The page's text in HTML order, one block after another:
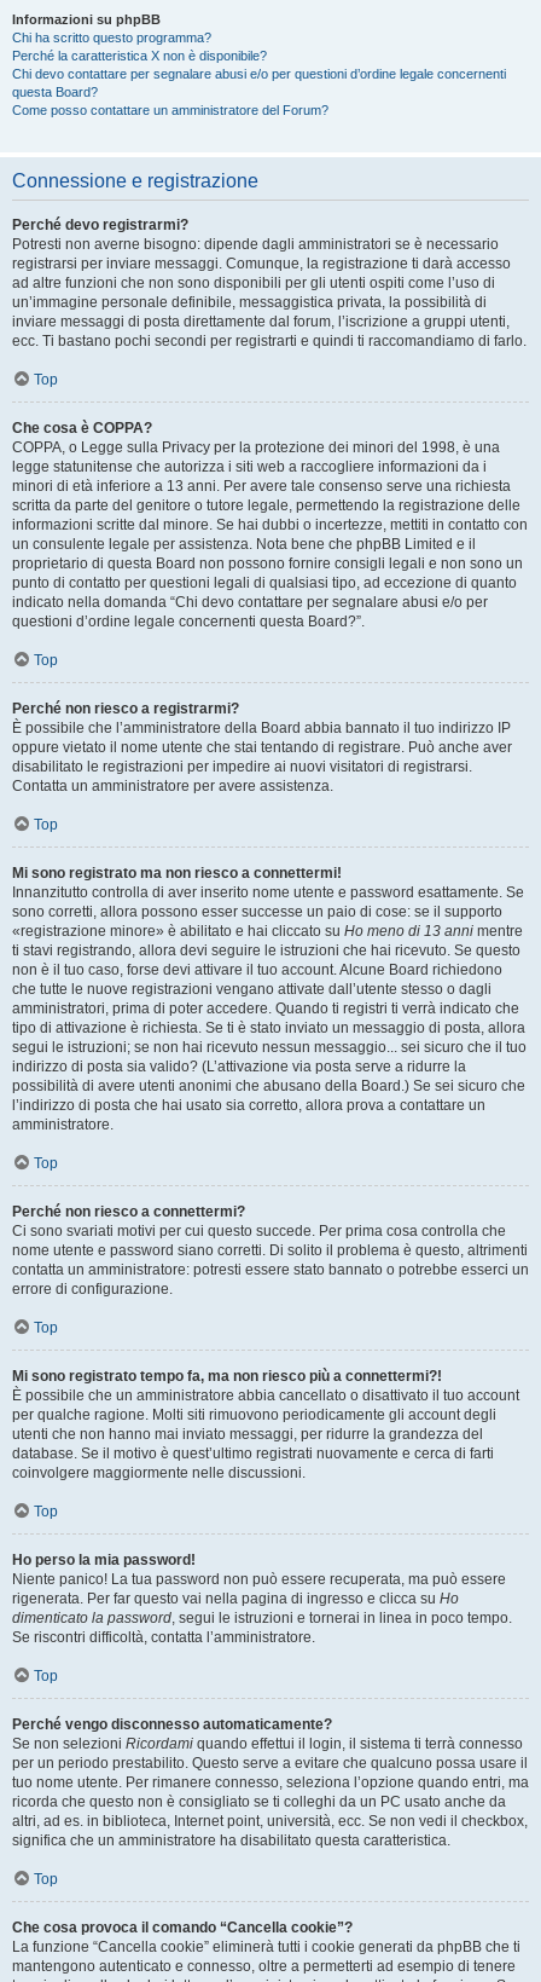
Informazioni su phpBB
Chi ha scritto questo programma?
Perché la caratteristica X non è disponibile?
Chi devo contattare per segnalare abusi e/o per questioni d’ordine legale concernenti
questa Board?
Come posso contattare un amministratore del Forum?
Connessione e registrazione
Perché devo registrarmi?
Potresti non averne bisogno: dipende dagli amministratori se è necessario
registrarsi per inviare messaggi. Comunque, la registrazione ti darà accesso
ad altre funzioni che non sono disponibili per gli utenti ospiti come l’uso di
un’immagine personale definibile, messaggistica privata, la possibilità di
inviare messaggi di posta direttamente dal forum, l’iscrizione a gruppi utenti,
ecc. Ti bastano pochi secondi per registrarti e quindi ti raccomandiamo di farlo.
Top
Che cosa è COPPA?
COPPA, o Legge sulla Privacy per la protezione dei minori del 1998, è una
legge statunitense che autorizza i siti web a raccogliere informazioni da i
minori di età inferiore a 13 anni. Per avere tale consenso serve una richiesta
scritta da parte del genitore o tutore legale, permettendo la registrazione delle
informazioni scritte dal minore. Se hai dubbi o incertezze, mettiti in contatto con
un consulente legale per assistenza. Nota bene che phpBB Limited e il
proprietario di questa Board non possono fornire consigli legali e non sono un
punto di contatto per questioni legali di qualsiasi tipo, ad eccezione di quanto
indicato nella domanda “Chi devo contattare per segnalare abusi e/o per
questioni d’ordine legale concernenti questa Board?”.
Top
Perché non riesco a registrarmi?
È possibile che l’amministratore della Board abbia bannato il tuo indirizzo IP
oppure vietato il nome utente che stai tentando di registrare. Può anche aver
disabilitato le registrazioni per impedire ai nuovi visitatori di registrarsi.
Contatta un amministratore per avere assistenza.
Top
Mi sono registrato ma non riesco a connettermi!
Innanzitutto controlla di aver inserito nome utente e password esattamente. Se
sono corretti, allora possono esser successe un paio di cose: se il supporto
«registrazione minore» è abilitato e hai cliccato su Ho meno di 13 anni mentre
ti stavi registrando, allora devi seguire le istruzioni che hai ricevuto. Se questo
non è il tuo caso, forse devi attivare il tuo account. Alcune Board richiedono
che tutte le nuove registrazioni vengano attivate dall’utente stesso o dagli
amministratori, prima di poter accedere. Quando ti registri ti verrà indicato che
tipo di attivazione è richiesta. Se ti è stato inviato un messaggio di posta, allora
segui le istruzioni; se non hai ricevuto nessun messaggio... sei sicuro che il tuo
indirizzo di posta sia valido? (L’attivazione via posta serve a ridurre la
possibilità di avere utenti anonimi che abusano della Board.) Se sei sicuro che
l’indirizzo di posta che hai usato sia corretto, allora prova a contattare un
amministratore.
Top
Perché non riesco a connettermi?
Ci sono svariati motivi per cui questo succede. Per prima cosa controlla che
nome utente e password siano corretti. Di solito il problema è questo, altrimenti
contatta un amministratore: potresti essere stato bannato o potrebbe esserci un
errore di configurazione.
Top
Mi sono registrato tempo fa, ma non riesco più a connettermi?!
È possibile che un amministratore abbia cancellato o disattivato il tuo account
per qualche ragione. Molti siti rimuovono periodicamente gli account degli
utenti che non hanno mai inviato messaggi, per ridurre la grandezza del
database. Se il motivo è quest’ultimo registrati nuovamente e cerca di farti
coinvolgere maggiormente nelle discussioni.
Top
Ho perso la mia password!
Niente panico! La tua password non può essere recuperata, ma può essere
rigenerata. Per far questo vai nella pagina di ingresso e clicca su Ho
dimenticato la password, segui le istruzioni e tornerai in linea in poco tempo.
Se riscontri difficoltà, contatta l’amministratore.
Top
Perché vengo disconnesso automaticamente?
Se non selezioni Ricordami quando effettui il login, il sistema ti terrà connesso
per un periodo prestabilito. Questo serve a evitare che qualcuno possa usare il
tuo nome utente. Per rimanere connesso, seleziona l’opzione quando entri, ma
ricorda che questo non è consigliato se ti colleghi da un PC usato anche da
altri, ad es. in biblioteca, Internet point, università, ecc. Se non vedi il checkbox,
significa che un amministratore ha disabilitato questa caratteristica.
Top
Che cosa provoca il comando “Cancella cookie”?
La funzione “Cancella cookie” eliminerà tutti i cookie generati da phpBB che ti
mantengono autenticato e connesso, oltre a permetterti ad esempio di tenere